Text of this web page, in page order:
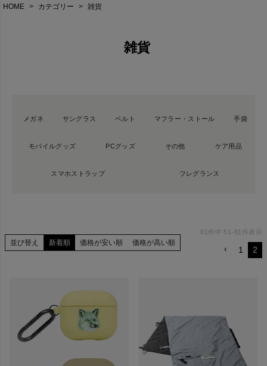
HOME カテゴリー 雑貨
雑貨
メガネ サングラス ベルト マフラー・ストール 手袋
モバイルグッズ PCグッズ その他 ケア用品
スマホストラップ フレグランス
並び替え 新着順 価格が安い順 価格が高い順
81 件中 51 - 81 件表示
1 2